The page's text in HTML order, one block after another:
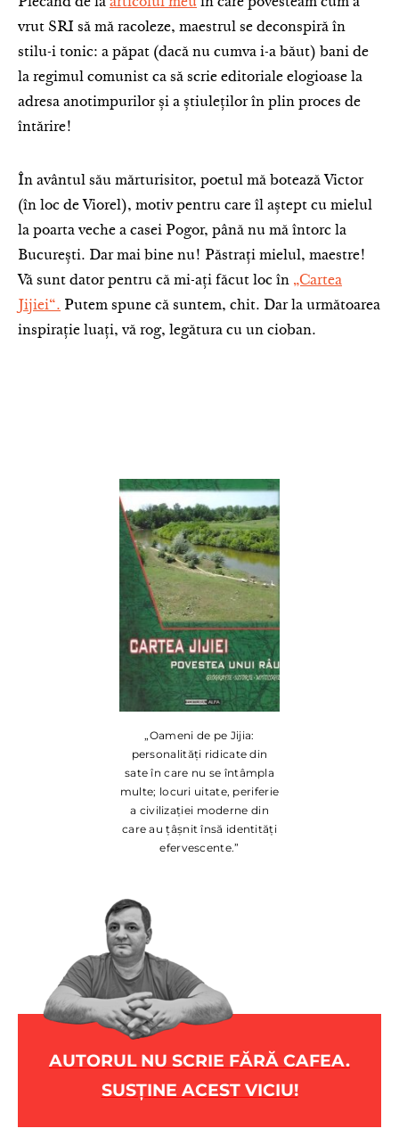
vrut SRI să mă racoleze, maestrul se deconspiră în
stilu-i tonic: a păpat (dacă nu cumva i-a băut) bani de
la regimul comunist ca să scrie editoriale elogioase la
adresa anotimpurilor și a știuleților în plin proces de
întărire!
În avântul său mărturisitor, poetul mă botează Victor
(în loc de Viorel), motiv pentru care îl aștept cu mielul
la poarta veche a casei Pogor, până nu mă întorc la
București. Dar mai bine nu! Păstrați mielul, maestre!
Vă sunt dator pentru că mi-ați făcut loc în „Cartea
Jijiei“. Putem spune că suntem, chit. Dar la următoarea
inspirație luați, vă rog, legătura cu un cioban.
„Oameni de pe Jijia:
personalități ridicate din
sate în care nu se întâmpla
multe; locuri uitate, periferie
a civilizației moderne din
care au țâșnit însă identități
efervescente.”
AUTORUL NU SCRIE FĂRĂ CAFEA.
SUSȚINE ACEST VICIU!